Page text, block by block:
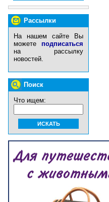
Рассылки
На нашем сайте Вы
можете подписаться
на рассылку
новостей.
Поиск
Что ищем: